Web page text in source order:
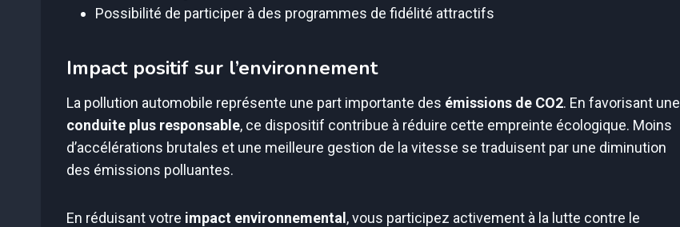
Possibilité de participer à des programmes de fidélité attractifs
Impact positif sur l’environnement
La pollution automobile représente une part importante des émissions de CO2. En favorisant une
conduite plus responsable, ce dispositif contribue à réduire cette empreinte écologique. Moins
d’accélérations brutales et une meilleure gestion de la vitesse se traduisent par une diminution
des émissions polluantes.
En réduisant votre impact environnemental, vous participez activement à la lutte contre le